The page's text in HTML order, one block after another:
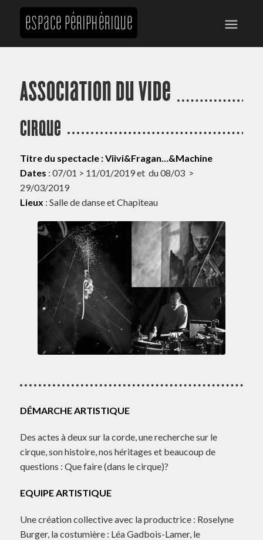
Association du Vide
Cirque
Titre du spectacle : Viivi&Fragan…&Machine
Dates : 07/01 > 11/01/2019 et du 08/03 >
29/03/2019
Lieux : Salle de danse et Chapiteau
DÉMARCHE ARTISTIQUE
Des actes à deux sur la corde, une recherche sur le
cirque, son histoire, nos héritages et beaucoup de
questions : Que faire (dans le cirque)?
EQUIPE ARTISTIQUE
Une création collective avec la productrice : Roselyne
Burger, la costumière : Léa Gadbois-Lamer, le